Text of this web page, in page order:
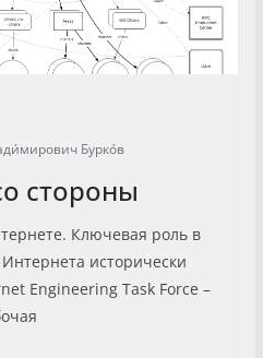
Бурко́в
стороны
Ключевая роль в
исторически
Engineering Task Force –